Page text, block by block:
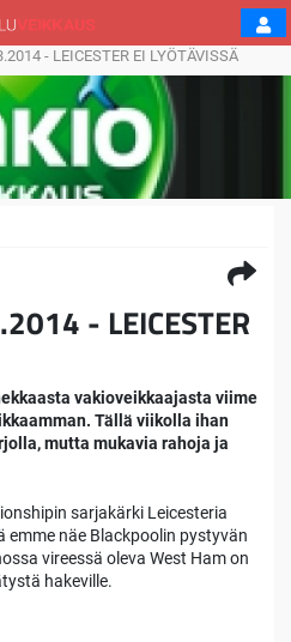
- LEICESTER EI LYÖTÄVISSÄ
- LEICESTER
vakioveikkaajasta viime
Tällä viikolla ihan
mutta mukavia rahoja ja
sarjakärki Leicesteria
näe Blackpoolin pystyvän
vireessä oleva West Ham on
hakeville.